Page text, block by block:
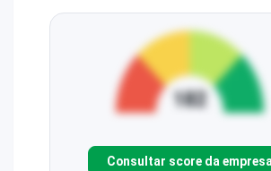
Consultar score da empresa